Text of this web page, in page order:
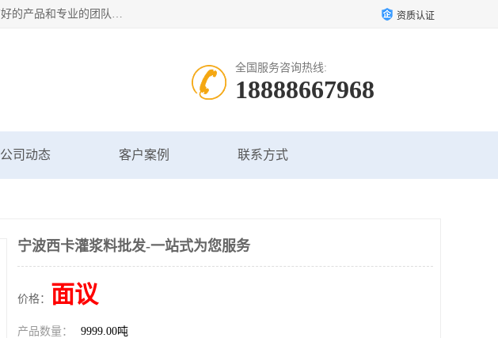
宁波博方风电科技有限公司主营：西卡灌浆料、巴斯夫灌浆料、风电灌浆料、快可美灌浆料等产品。们有好的产品和专业的团队，公司发展迅速，我们为客户提供优质的产品、良好的技术支持、健全的售后服务。 资质认证
全国服务咨询热线:
18888667968
公司动态 客户案例 联系方式
宁波西卡灌浆料批发-一站式为您服务
价格： 面议
产品数量： 9999.00吨